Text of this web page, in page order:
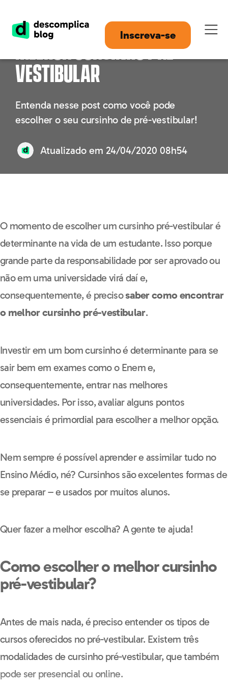
Inscreva-se
Como encontrar o
melhor cursinho pré-
vestibular
Entenda nesse post como você pode
escolher o seu cursinho de pré-vestibular!
Atualizado em 24/04/2020 08h54
O momento de escolher um cursinho pré-vestibular é
determinante na vida de um estudante. Isso porque
grande parte da responsabilidade por ser aprovado ou
não em uma universidade virá daí e,
consequentemente, é precisosaber como encontrar
o melhor cursinho pré-vestibular.
Investir em um bom cursinho é determinante para se
sair bem em exames como o Enem e,
consequentemente, entrar nas melhores
universidades. Por isso, avaliar alguns pontos
essenciais é primordial para escolher a melhor opção.
Nem sempre é possível aprender e assimilar tudo no
Ensino Médio, né? Cursinhos são excelentes formas de
se preparar – e usados por muitos alunos.
Quer fazer a melhor escolha? A gente te ajuda!
Como escolher o melhor cursinho
pré-vestibular?
Antes de mais nada, é preciso entender os tipos de
cursos oferecidos no pré-vestibular. Existem três
modalidades de cursinho pré-vestibular, que também
pode ser presencial ou online.